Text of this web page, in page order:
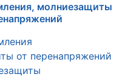
молниезащиты
от перенапряжений